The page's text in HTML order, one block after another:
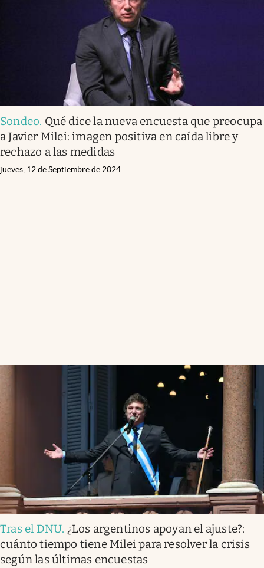
Sondeo. Qué dice la nueva encuesta que preocupa
a Javier Milei: imagen positiva en caída libre y
rechazo a las medidas
jueves, 12 de Septiembre de 2024
Tras el DNU. ¿Los argentinos apoyan el ajuste?:
cuánto tiempo tiene Milei para resolver la crisis
según las últimas encuestas